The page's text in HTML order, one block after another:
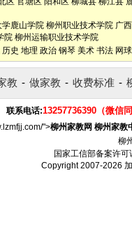
学鹿山学院 柳州职业技术学院 广
院 柳州运输职业技术学院
历史 地理 政治 钢琴 美术 书法 网球
教 - 做家教 - 收费标准 -
联系电话:13257736390（微信
">柳州家教网 柳州家教
柳
国家工信部备案许可
Copyright 2007-2026